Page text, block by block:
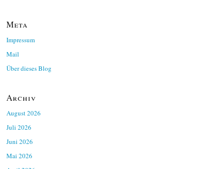
Meta
Impressum
Mail
Über dieses Blog
Archiv
August 2026
Juli 2026
Juni 2026
Mai 2026